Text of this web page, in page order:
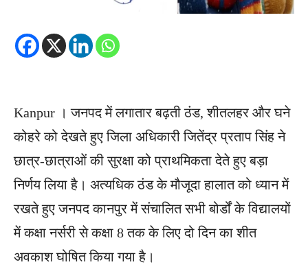
Kanpur । जनपद में लगातार बढ़ती ठंड, शीतलहर और घने
कोहरे को देखते हुए जिला अधिकारी जितेंद्र प्रताप सिंह ने
छात्र-छात्राओं की सुरक्षा को प्राथमिकता देते हुए बड़ा
निर्णय लिया है। अत्यधिक ठंड के मौजूदा हालात को ध्यान में
रखते हुए जनपद कानपुर में संचालित सभी बोर्डों के विद्यालयों
में कक्षा नर्सरी से कक्षा 8 तक के लिए दो दिन का शीत
अवकाश घोषित किया गया है।